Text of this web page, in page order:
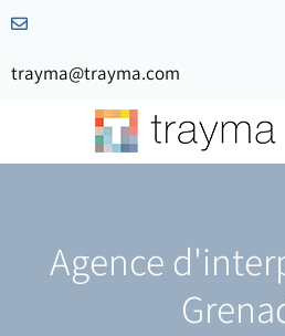
trayma@trayma.com
Agence